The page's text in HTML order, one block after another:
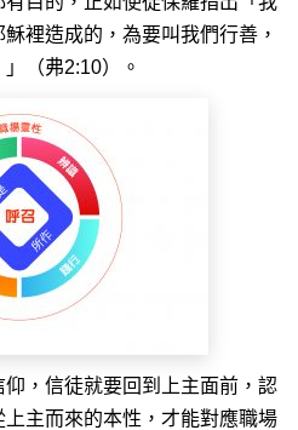
裡造成的，為要叫我們行善，
（弗2:10）。
，信徒就要回到上主面前，認
主而來的本性，才能對應職場